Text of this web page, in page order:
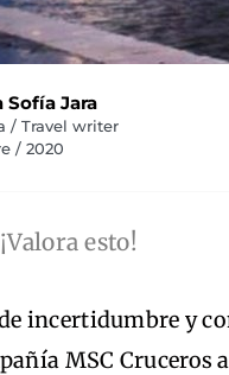
Sofía Jara
/ Travel writer
/ 2020
¡Valora esto!
incertidumbre y
MSC Cruceros